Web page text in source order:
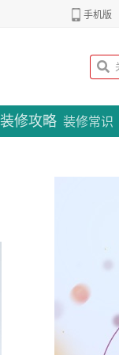
手机版
装修攻略 装修常识
专题策划